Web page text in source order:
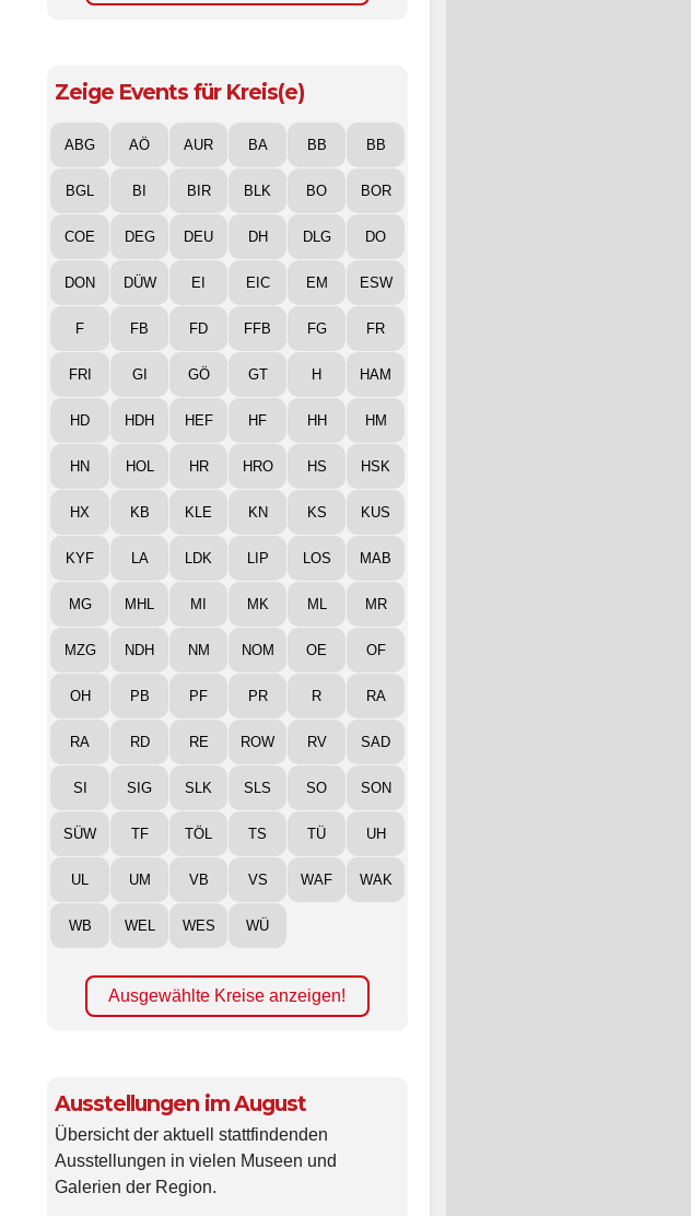
Zeige Events für Kreis(e)
ABG AÖ AUR BA BB BB
BGL BI BIR BLK BO BOR
COE DEG DEU DH DLG DO
DON DÜW EI EIC EM ESW
F FB FD FFB FG FR
FRI GI GÖ GT H HAM
HD HDH HEF HF HH HM
HN HOL HR HRO HS HSK
HX KB KLE KN KS KUS
KYF LA LDK LIP LOS MAB
MG MHL MI MK ML MR
MZG NDH NM NOM OE OF
OH PB PF PR R RA
RA RD RE ROW RV SAD
SI SIG SLK SLS SO SON
SÜW TF TÖL TS TÜ UH
UL UM VB VS WAF WAK
WB WEL WES WÜ
Ausgewählte Kreise anzeigen!
Ausstellungen im August
Übersicht der aktuell stattfindenden
Ausstellungen in vielen Museen und
Galerien der Region.